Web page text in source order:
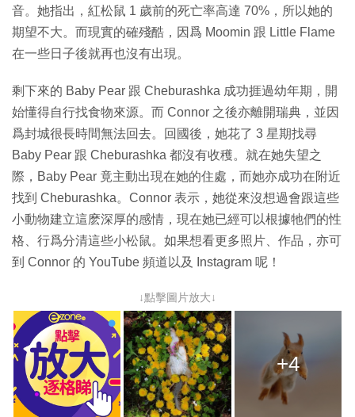
音。她指出，紅松鼠 1 歲前的死亡率高達 70%，所以她的
期望不大。而現實的確殘酷，因爲 Moomin 跟 Little Flame
在一些日子後就再也沒有出現。
剩下來的 Baby Pear 跟 Cheburashka 成功捱過幼年期，開
始懂得自行找食物來源。而 Connor 之後亦離開瑞典，並因
爲封城很長時間無法回去。回國後，她花了 3 星期找尋
Baby Pear 跟 Cheburashka 都沒有收穫。就在她失望之
際，Baby Pear 竟主動出現在她的住處，而她亦成功在附近
找到 Cheburashka。Connor 表示，她從來沒想過會跟這些
小動物建立這麽深厚的感情，現在她已經可以根據牠們的性
格、行爲分清這些小松鼠。如果想看更多照片、作品，亦可
到 Connor 的 YouTube 頻道以及 Instagram 呢！
↓點擊圖片放大↓
+4